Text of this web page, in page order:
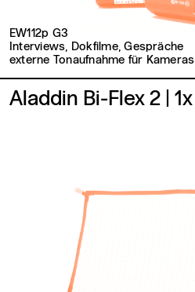
EW112p G3
Interviews, Dokfilme, Gespräche
externe Tonaufnahme für Kameras
Aladdin Bi-Flex 2 | 1x